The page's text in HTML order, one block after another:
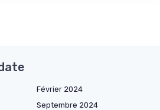
Février 2024
Septembre 2024